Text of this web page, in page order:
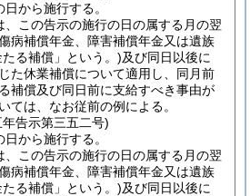
から施行する。
、この告示の施行の日の属する月の翌
病補償年金、障害補償年金又は遺族
る補償」という。)及び同日以後に
た休業補償について適用し、同月前
補償及び同日前に支給すべき事由が
ては、なお従前の例による。
年告示第三五二号)
から施行する。
、この告示の施行の日の属する月の翌
病補償年金、障害補償年金又は遺族
る補償」という。)及び同日以後に